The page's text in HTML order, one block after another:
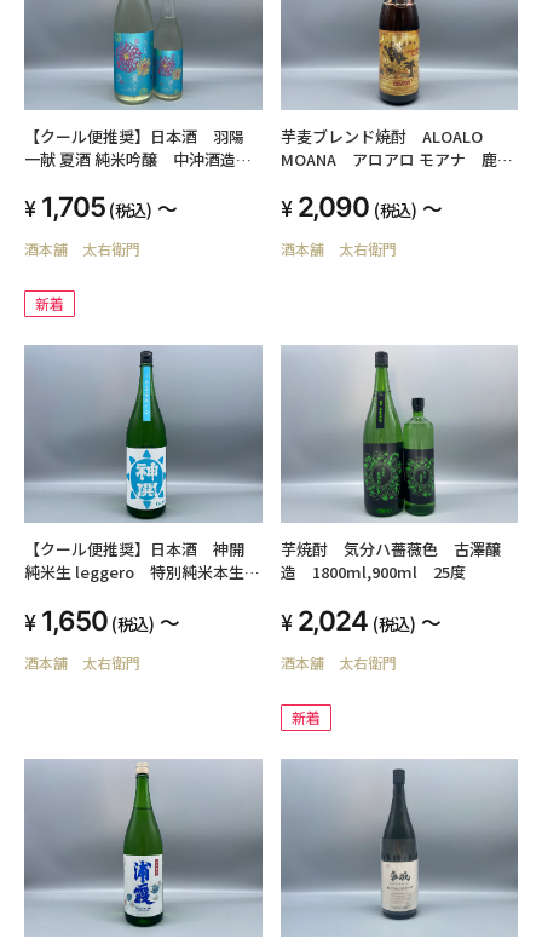
【クール便推奨】日本酒 羽陽
一献 夏酒 純米吟醸 中沖酒造
1,705 (税込) ～
酒本舗 太右衛門
新着
芋麦ブレンド焼酎 ALOALO
MOANA アロアロ モアナ 鹿児
2,090 (税込) ～
酒本舗 太右衛門
【クール便推奨】日本酒 神開
純米生 leggero 特別純米本生
1,650 (税込) ～
酒本舗 太右衛門
芋焼酎 気分ハ薔薇色 古澤醸
造 1800ml,900ml 25度
2,024 (税込) ～
酒本舗 太右衛門
新着